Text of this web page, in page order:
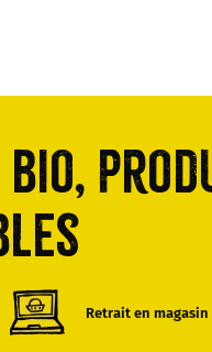
bio,
Retrait en magasin